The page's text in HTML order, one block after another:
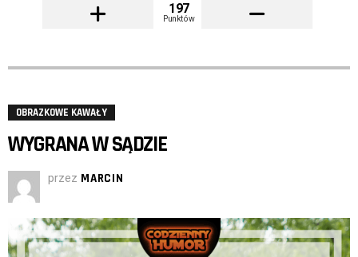
197
Punktów
OBRAZKOWE KAWAŁY
WYGRANA W SĄDZIE
przez MARCIN